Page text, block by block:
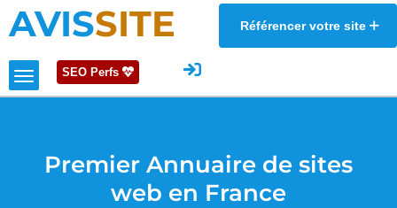
AVISSITE Référencer votre site
SEO Perfs
Premier Annuaire de sites
web en France